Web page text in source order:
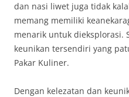
dan nasi liwet juga tidak
memang memiliki
menarik untuk dieksplorasi.
keunikan tersendiri yang
Pakar Kuliner.
Dengan kelezatan dan